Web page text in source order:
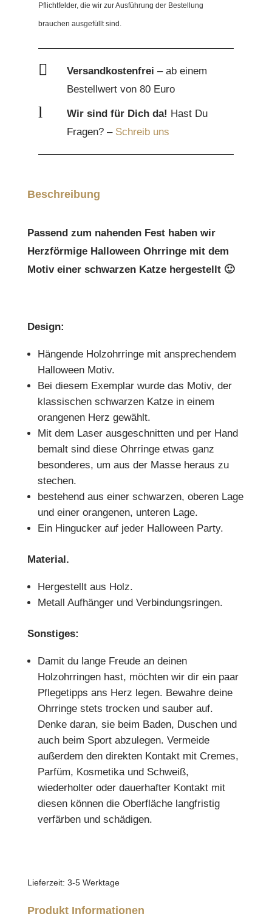
Katze,
orange
Menge
Pflichtfelder, die wir zur Ausführung der Bestellung
brauchen ausgefüllt sind.
 Versandkostenfrei – ab einem
Bestellwert von 80 Euro
l Wir sind für Dich da! Hast Du
Fragen? – Schreib uns
Beschreibung
Passend zum nahenden Fest haben wir
Herzförmige Halloween Ohrringe mit dem
Motiv einer schwarzen Katze hergestellt 🙂
Design:
Hängende Holzohrringe mit ansprechendem
Halloween Motiv.
Bei diesem Exemplar wurde das Motiv, der
klassischen schwarzen Katze in einem
orangenen Herz gewählt.
Mit dem Laser ausgeschnitten und per Hand
bemalt sind diese Ohrringe etwas ganz
besonderes, um aus der Masse heraus zu
stechen.
bestehend aus einer schwarzen, oberen Lage
und einer orangenen, unteren Lage.
Ein Hingucker auf jeder Halloween Party.
Material.
Hergestellt aus Holz.
Metall Aufhänger und Verbindungsringen.
Sonstiges:
Damit du lange Freude an deinen
Holzohrringen hast, möchten wir dir ein paar
Pflegetipps ans Herz legen. Bewahre deine
Ohrringe stets trocken und sauber auf.
Denke daran, sie beim Baden, Duschen und
auch beim Sport abzulegen. Vermeide
außerdem den direkten Kontakt mit Cremes,
Parfüm, Kosmetika und Schweiß,
wiederholter oder dauerhafter Kontakt mit
diesen können die Oberfläche langfristig
verfärben und schädigen.
Lieferzeit: 3-5 Werktage
Produkt Informationen